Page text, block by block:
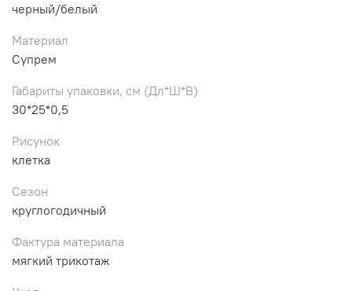
черный/белый
Материал
Супрем
Габариты упаковки, см (Дл*Ш*В)
30*25*0,5
Рисунок
клетка
Сезон
круглогодичный
Фактура материала
мягкий трикотаж